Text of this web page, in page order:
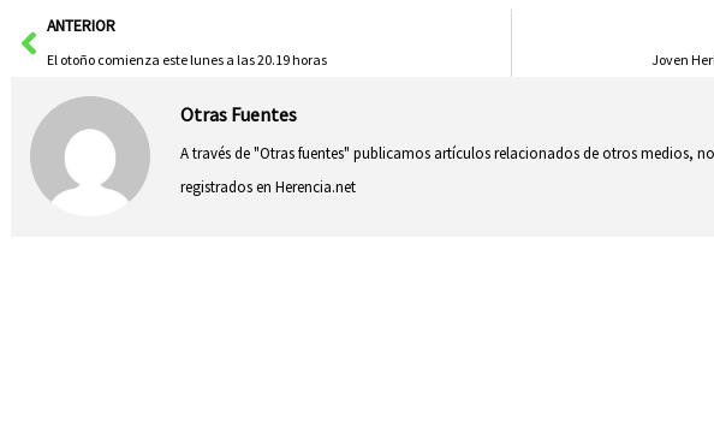
AntANTERIOR
El otoño comienza este lunes a las 20.19 horas Joven
Otras Fuentes
A través de "Otras fuentes" publicamos artículos relacionados de otros medios,
registrados en Herencia.net